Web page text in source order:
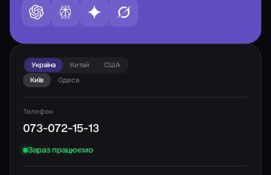
Україна Китай
США
Київ
Одеса
Телефон
073-072-15-13
Зараз працюємо